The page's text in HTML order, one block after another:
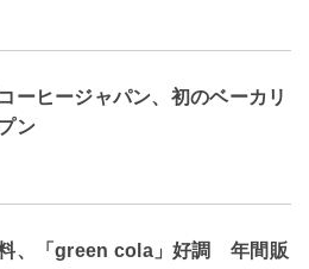
ーヒージャパン、初のベーカリ
ン
料、「green cola」好調 年間販